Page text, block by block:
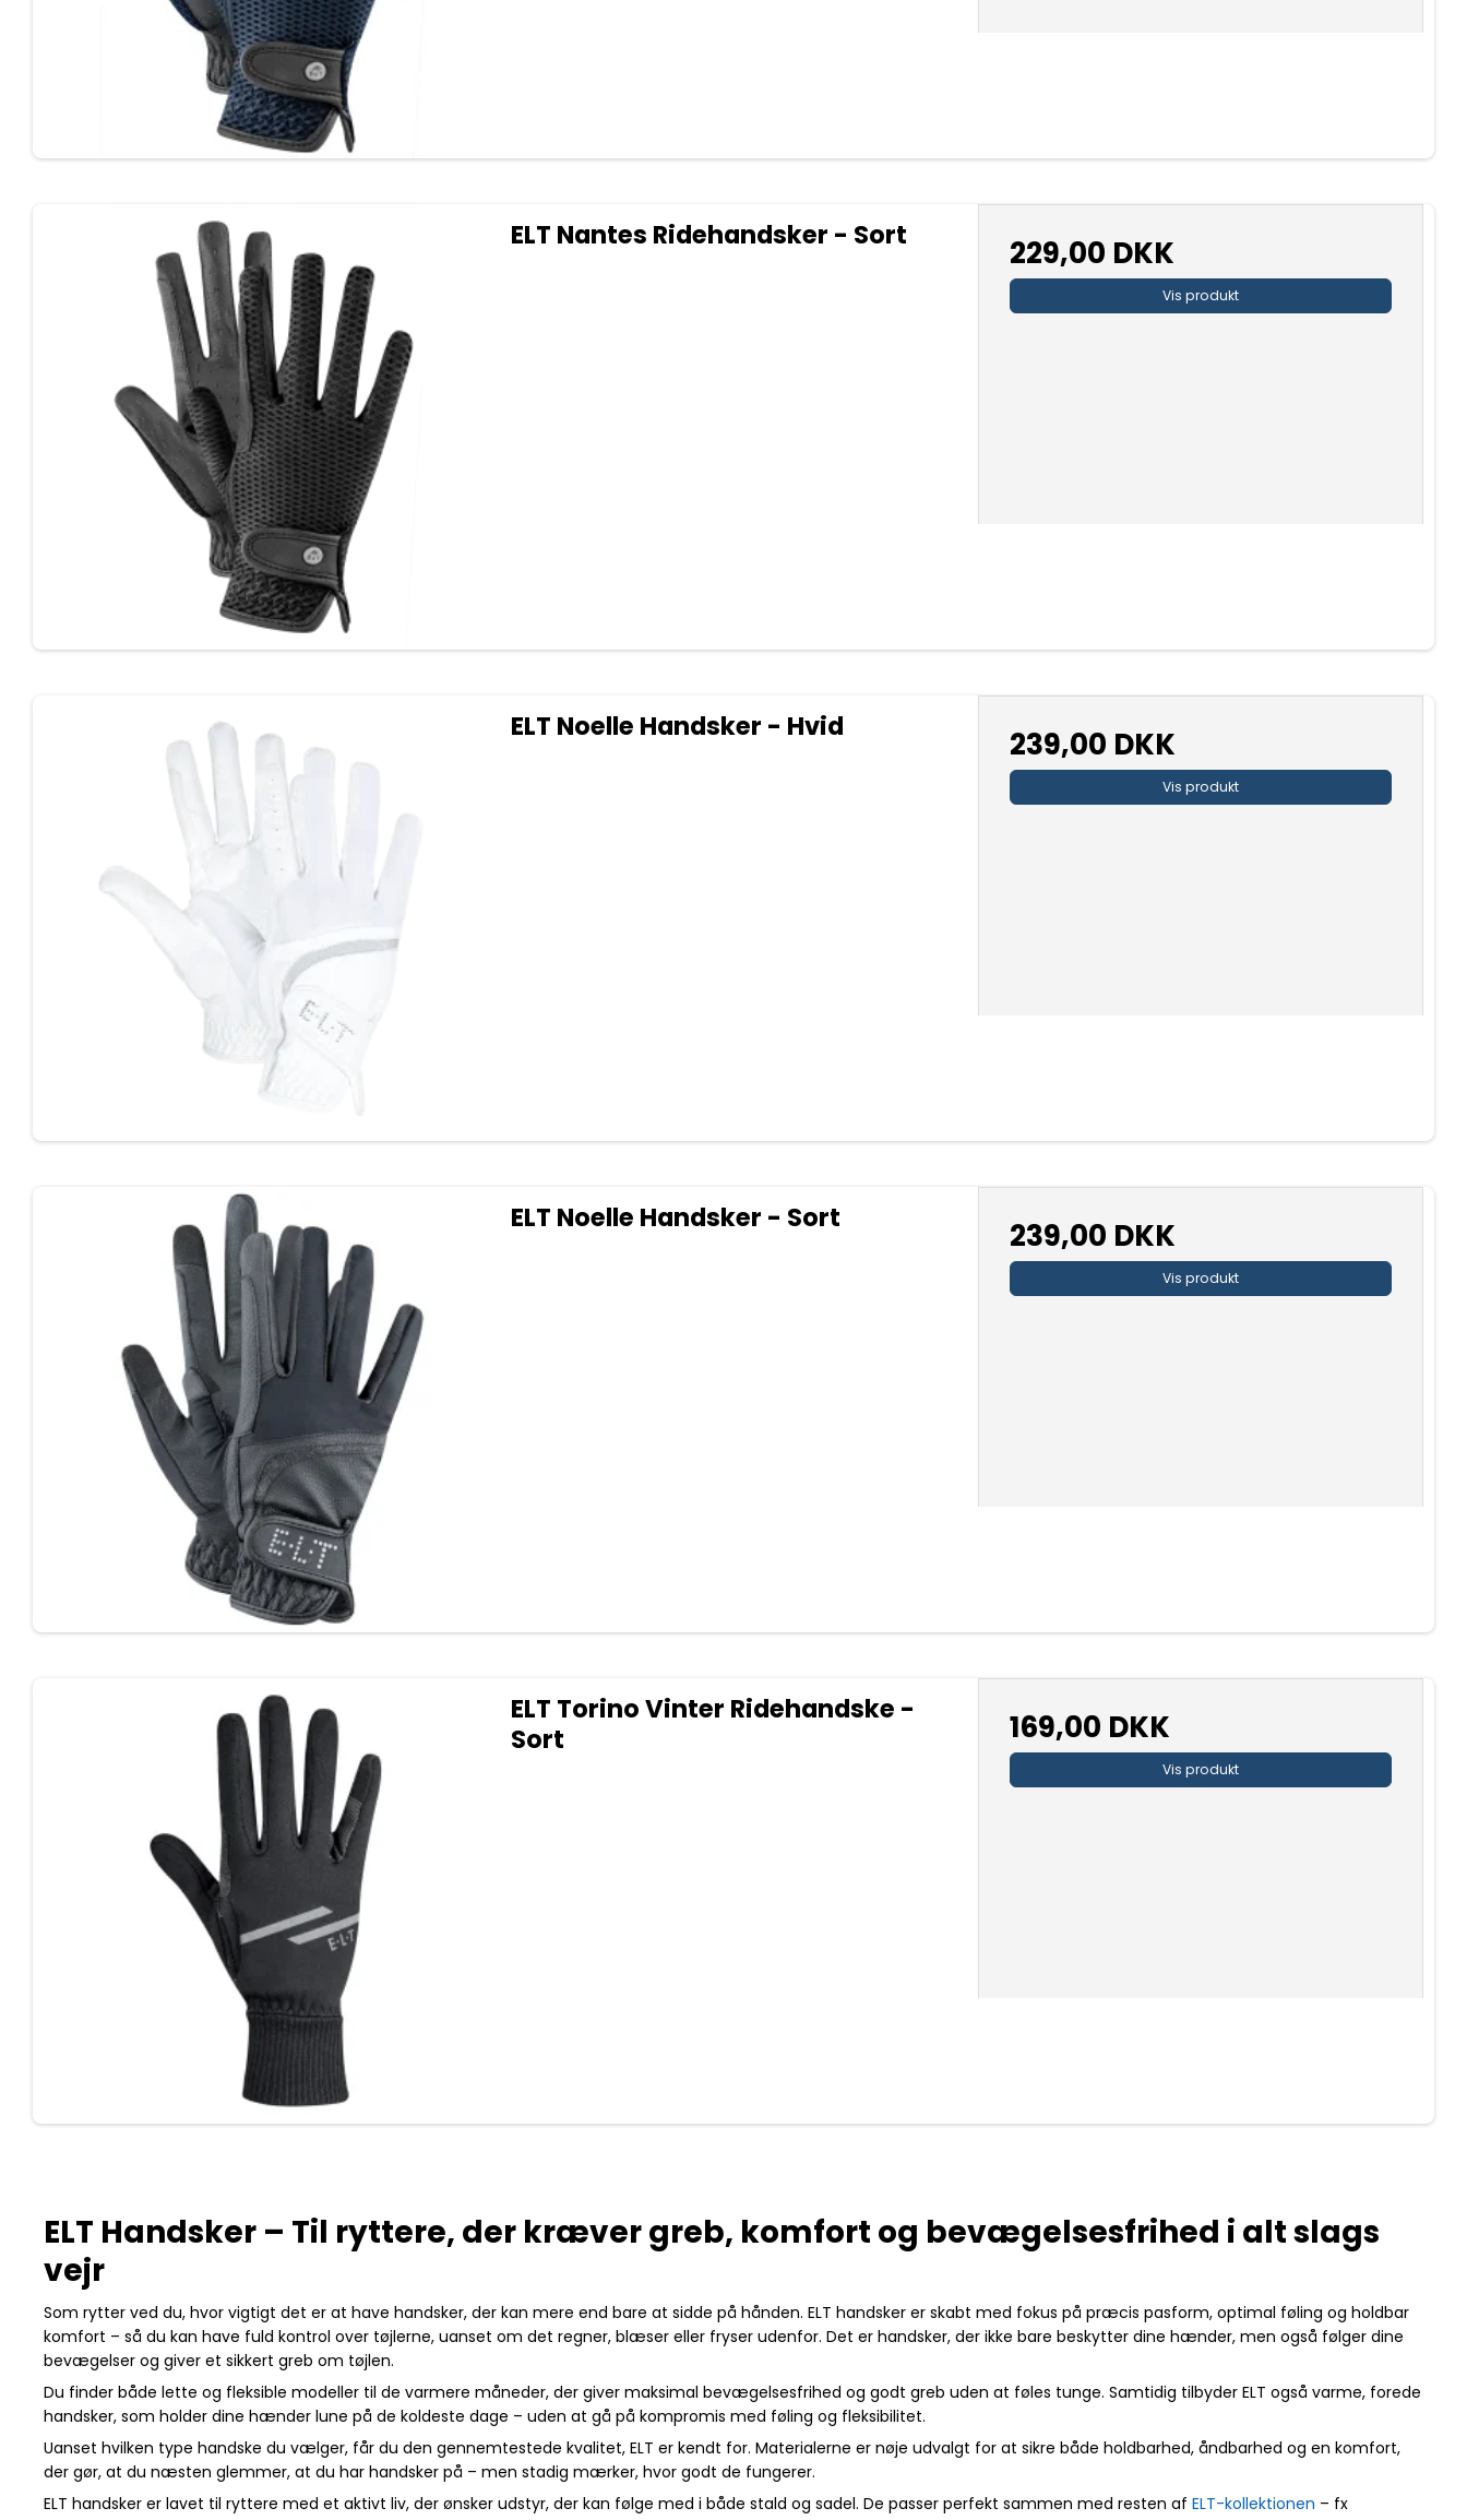
ELT Nantes Ridehandsker - Sort 229,00 DKK
Vis produkt
ELT Noelle Handsker - Hvid 239,00 DKK
Vis produkt
ELT Noelle Handsker - Sort 239,00 DKK
Vis produkt
ELT Torino Vinter Ridehandske -
Sort
169,00 DKK
Vis produkt
ELT Handsker – Til ryttere, der kræver greb, komfort og bevægelsesfrihed i alt slags
vejr
Som rytter ved du, hvor vigtigt det er at have handsker, der kan mere end bare at sidde på hånden. ELT handsker er skabt med fokus på præcis pasform, optimal føling og holdbar
komfort – så du kan have fuld kontrol over tøjlerne, uanset om det regner, blæser eller fryser udenfor. Det er handsker, der ikke bare beskytter dine hænder, men også følger dine
bevægelser og giver et sikkert greb om tøjlen.
Du finder både lette og fleksible modeller til de varmere måneder, der giver maksimal bevægelsesfrihed og godt greb uden at føles tunge. Samtidig tilbyder ELT også varme, forede
handsker, som holder dine hænder lune på de koldeste dage – uden at gå på kompromis med føling og fleksibilitet.
Uanset hvilken type handske du vælger, får du den gennemtestede kvalitet, ELT er kendt for. Materialerne er nøje udvalgt for at sikre både holdbarhed, åndbarhed og en komfort,
der gør, at du næsten glemmer, at du har handsker på – men stadig mærker, hvor godt de fungerer.
ELT handsker er lavet til ryttere med et aktivt liv, der ønsker udstyr, der kan følge med i både stald og sadel. De passer perfekt sammen med resten af ELT-kollektionen – fx